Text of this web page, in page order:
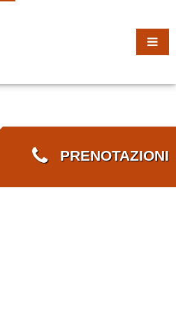
PRENOTAZIONI